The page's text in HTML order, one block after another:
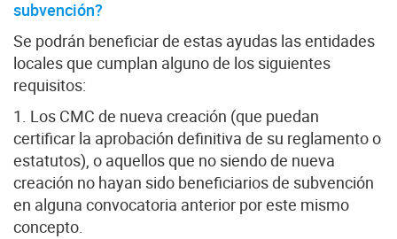
subvención?
Se podrán beneficiar de estas ayudas las entidades
locales que cumplan alguno de los siguientes
requisitos:
1. Los CMC de nueva creación (que puedan
certificar la aprobación definitiva de su reglamento o
estatutos), o aquellos que no siendo de nueva
creación no hayan sido beneficiarios de subvención
en alguna convocatoria anterior por este mismo
concepto.